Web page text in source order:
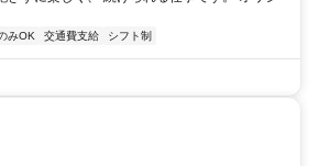
みOK 交通費支給 シフト制